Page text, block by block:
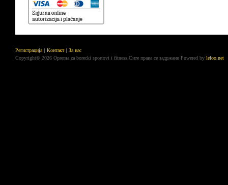
Регистрација Контакт
За нас
Copyright© 2026 Oprema za borecki sportovi i fitness.Сите права се задржани Powered by leloo.net